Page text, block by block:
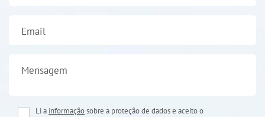
Email
Mensagem
Li a informaçãosobre a proteção de dados e aceito o